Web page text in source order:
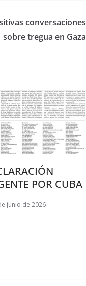
conversaciones
sobre tregua en Gaza
POR CUBA
junio de 2026